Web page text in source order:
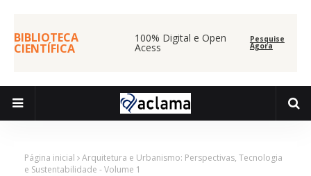
BIBLIOTECA
CIENTÍFICA
100% Digital e Open
Acess
Pesquise
Agora
Página inicial
Arquitetura e Urbanismo: Perspectivas, Tecnologia
e Sustentabilidade - Volume 1